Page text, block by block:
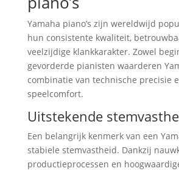
Yamaha piano’s zijn wereldwijd
hun consistente kwaliteit,
veelzijdige klankkarakter. Zowel
gevorderde pianisten waarderen
combinatie van technische precisie
speelcomfort.
Uitstekende
Een belangrijk kenmerk van een
stabiele stemvastheid. Dankzij
productieprocessen en